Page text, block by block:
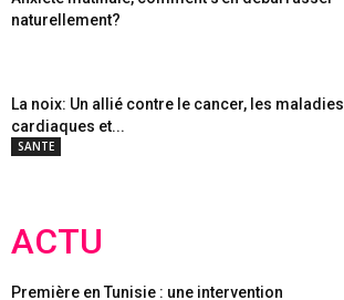
naturellement?
La noix: Un allié contre le cancer, les maladies
cardiaques et...
SANTE
ACTU
Première en Tunisie : une intervention